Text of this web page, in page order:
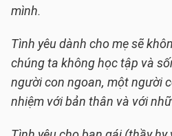
mình.
Tình yêu dành cho mẹ sẽ
chúng ta không học tập và
người con ngoan, một người
nhiệm với bản thân và với